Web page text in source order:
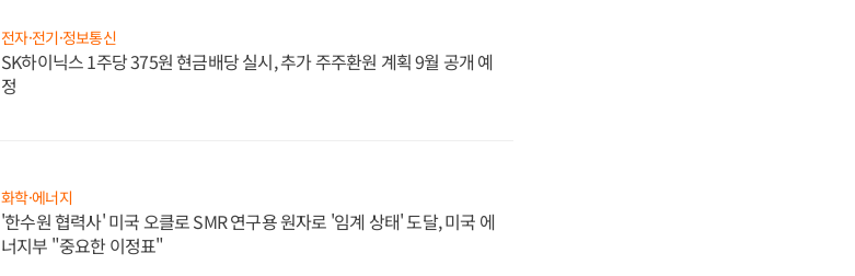
전자·전기·정보통신
SK하이닉스 1주당 375원 현금배당 실시, 추가 주주환원 계획 9월 공개 예
정
화학·에너지
'한수원 협력사' 미국 오클로 SMR 연구용 원자로 '임계 상태' 도달, 미국 에
너지부 "중요한 이정표"